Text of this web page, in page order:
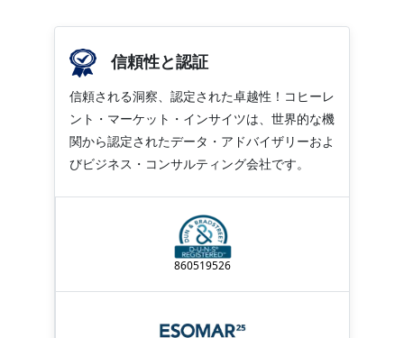
信頼性と認証
信頼される洞察、認定された卓越性！コヒーレ
ント・マーケット・インサイツは、世界的な機
関から認定されたデータ・アドバイザリーおよ
びビジネス・コンサルティング会社です。
860519526